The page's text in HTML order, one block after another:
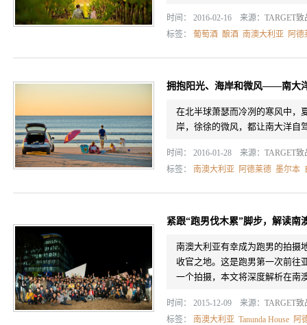
时间： 2016-02-16 来源： TARGET致
标签： 葡萄酒 酿酒 南澳大利亚 阿德
拥抱阳光、海岸和微风——南大
在北半球萧瑟而冷冽的寒风中，
岸，徐徐的微风，都让南大洋自
时间： 2016-01-28 来源： TARGET致
标签： 南澳大利亚 阿德莱德 墨尔本
紧跟“跑男伐木累”脚步，解读南
南澳大利亚有幸成为跑男的拍摄
收官之地。这是跑男第一次前往
一个拍摄，本文将深度解析在南
时间： 2015-12-09 来源： TARGET致
标签： 南澳大利亚 Tanunda House 阿